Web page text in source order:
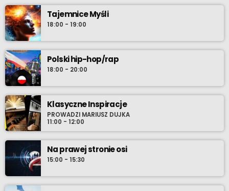
Tajemnice Myśli
18:00 - 19:00
Polski hip-hop/rap
18:00 - 20:00
Klasyczne Inspiracje
PROWADZI MARIUSZ DUJKA
11:00 - 12:00
Na prawej stronie osi
15:00 - 15:30